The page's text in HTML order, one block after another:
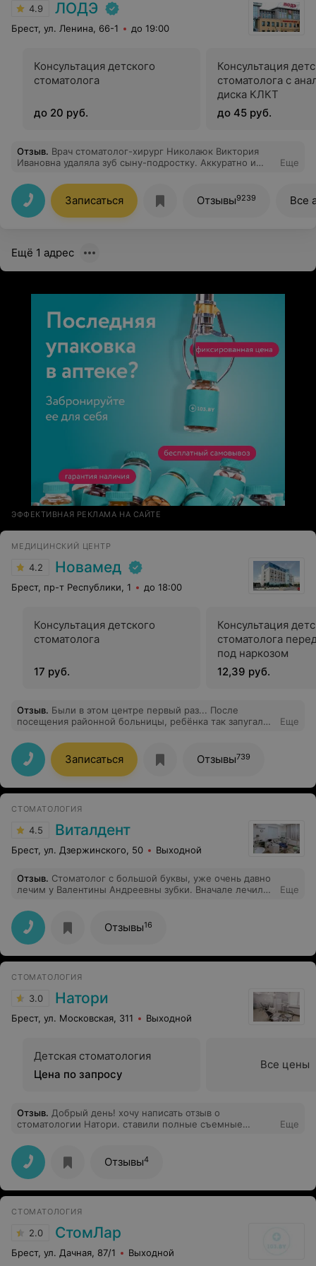
4.9 ЛОДЭ
Брест, ул. Ленина, 66-1 до 19:00
Консультация детского
стоматолога
до 20 руб.
Консультация
стоматолога с
диска КЛКТ
до 45 руб.
Отзыв. Врач стоматолог-хирург Николаюк Виктория
Ивановна удаляла зуб сыну-подростку. Аккуратно и
удаление прошло легко и безболезненно.
Еще
Записаться Отзывы9239 Все
Ещё 1 адрес
ЭФФЕКТИВНАЯ РЕКЛАМА НА САЙТЕ
МЕДИЦИНСКИЙ ЦЕНТР
4.2 Новамед
Брест, пр-т Республики, 1 до 18:00
Консультация детского
стоматолога
17 руб.
Консультация
стоматолога
под наркозом
12,39 руб.
Отзыв. Были в этом центре первый раз... После
посещения районной больницы, ребёнка так запугали,
нас принимал врач Некрашевич Ирина Сергеевна!!!
Хочу сказать, что это врач с большой буквы, как
говорится - врач от бога!!! Спасибо большое вам и всей
вашей команде, за ваше понимание, подход и вашу
безупречную работу!!! Мы очень счастливы, что наш
такие врачи, к которым детки не боятся
возвращаться!!!!!!
Еще
Записаться Отзывы739
СТОМАТОЛОГИЯ
4.5 Виталдент
Брест, ул. Дзержинского, 50 Выходной
Отзыв. Стоматолог с большой буквы, уже очень давно
лечим у Валентины Андреевны зубки. Вначале лечила
а зубки целые. Спасибо Вам за доброту и
качественную работу!
Еще
Отзывы16
СТОМАТОЛОГИЯ
3.0 Натори
Брест, ул. Московская, 311 Выходной
Детская стоматология
Цена по запросу
Все цены
Отзыв. Добрый день! хочу написать отзыв о
стоматологии Натори. ставили полные съемные
(фамилию не помню, извините), хотим выразит ему
огромную благодарность за подход, терпение и
качественно проделанную работу! прекрасный
специалист, все сделал качественно и очень красиво!
Даже не пришлось приходить ни на одну
Процесс протезирования не быстрый, стоит запастись
терпением) Большое вам спасибо!)
Еще
Отзывы4
СТОМАТОЛОГИЯ
2.0 СтомЛар
Брест, ул. Дачная, 87/1 Выходной